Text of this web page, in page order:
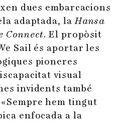
dues embarcacions
adaptada, laHansa
Connect. El propòsit
Sail és aportar les
pioneres
visual
invidents també
hem tingut
enfocada a la